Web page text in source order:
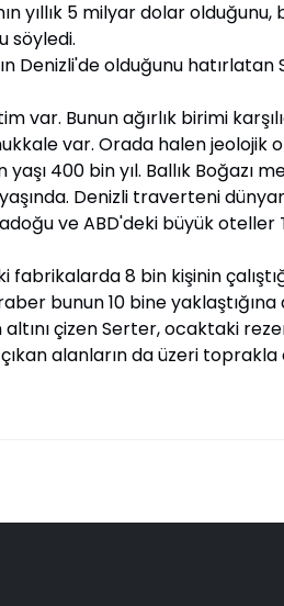
yıllık 5 milyar dolar olduğunu,
söyledi.
Denizli'de olduğunu hatırlatan
var. Bunun ağırlık birimi
var. Orada halen jeolojik
400 bin yıl. Ballık Boğazı
Denizli traverteni
ve ABD'deki büyük oteller
8 bin kişinin
bunun 10 bine yaklaştığına
altını çizen Serter, ocaktaki
alanların da üzeri